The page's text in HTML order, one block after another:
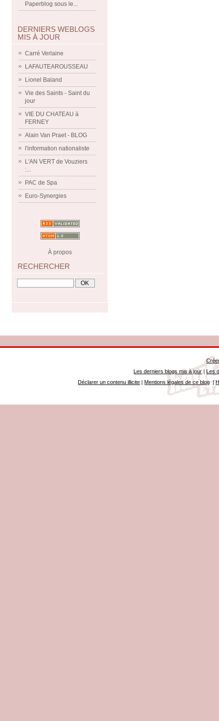
Paperblog sous le...
DERNIERS WEBLOGS
MIS À JOUR
Carré Verlaine
LAFAUTEAROUSSEAU
Lionel Baland
Vie des Saints - Saint du
jour
VIE DU CHATEAU à
FERNEY
Alain Van Praet - BLOG
l'information nationaliste
L'AN VERT de Vouziers
:...
PAC de Spa
Euro-Synergies
À propos
RECHERCHER
Les derniers blogs mis à jour |Les
Déclarer un contenu illicite |Mentions légales de ce blog|